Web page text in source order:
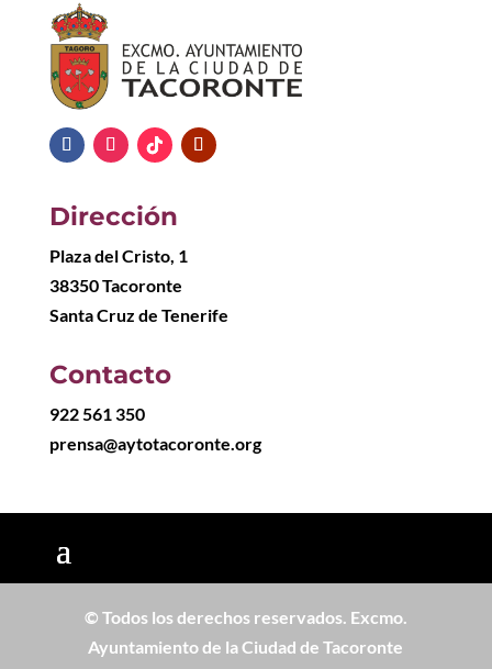
Dirección
Plaza del Cristo, 1
38350 Tacoronte
Santa Cruz de Tenerife
Contacto
922 561 350
prensa@aytotacoronte.org
© Todos los derechos reservados. Excmo.
Ayuntamiento de la Ciudad de Tacoronte